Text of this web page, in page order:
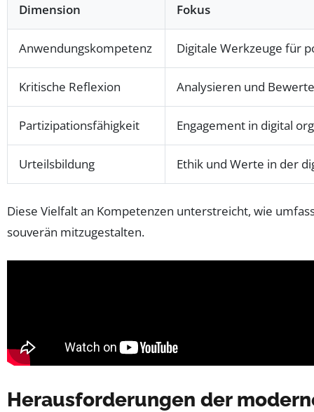
Dimension Fokus
Anwendungskompetenz Digitale Werkzeuge für
Kritische Reflexion Analysieren und
Partizipationsfähigkeit Engagement in digital
Urteilsbildung Ethik und Werte in der
Diese Vielfalt an Kompetenzen unterstreicht, wie
souverän mitzugestalten.
Herausforderungen der